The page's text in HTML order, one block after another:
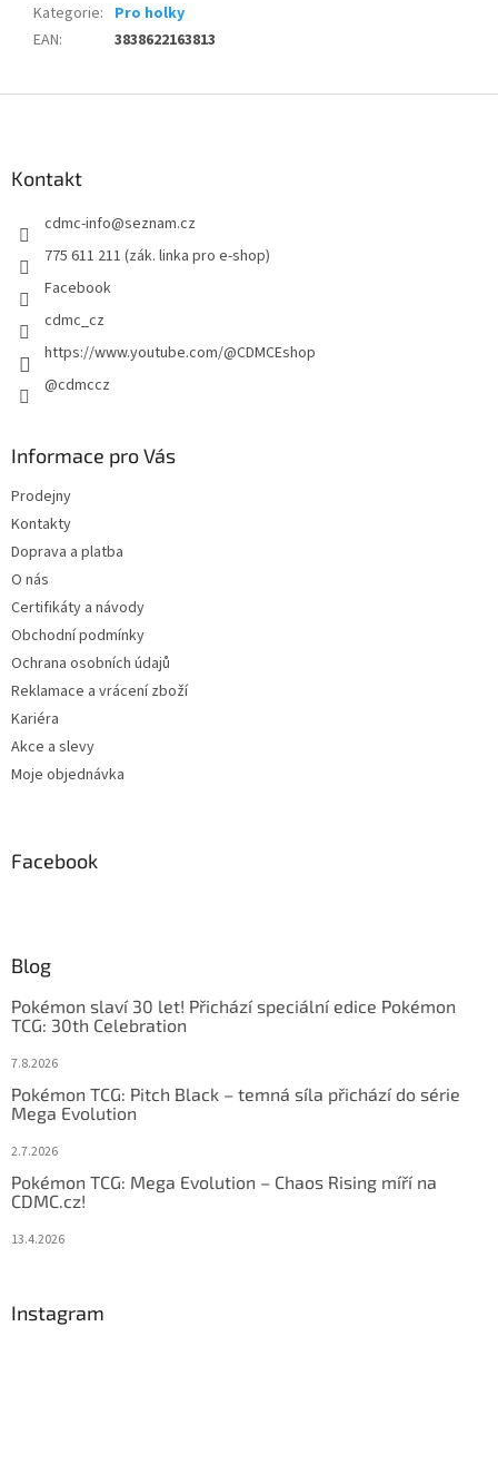
Kategorie: Pro holky
EAN: 3838622163813
Kontakt
cdmc-info@seznam.cz
775 611 211 (zák. linka pro e-shop)
Facebook
cdmc_cz
https://www.youtube.com/@CDMCEshop
@cdmccz
Informace pro Vás
Prodejny
Kontakty
Doprava a platba
O nás
Certifikáty a návody
Obchodní podmínky
Ochrana osobních údajů
Reklamace a vrácení zboží
Kariéra
Akce a slevy
Moje objednávka
Facebook
Blog
Pokémon slaví 30 let! Přichází speciální edice Pokémon
TCG: 30th Celebration
7.8.2026
Pokémon TCG: Pitch Black – temná síla přichází do série
Mega Evolution
2.7.2026
Pokémon TCG: Mega Evolution – Chaos Rising míří na
CDMC.cz!
13.4.2026
Instagram